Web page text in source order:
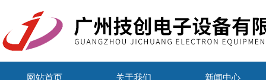
网站首页 关于我们 新闻中心